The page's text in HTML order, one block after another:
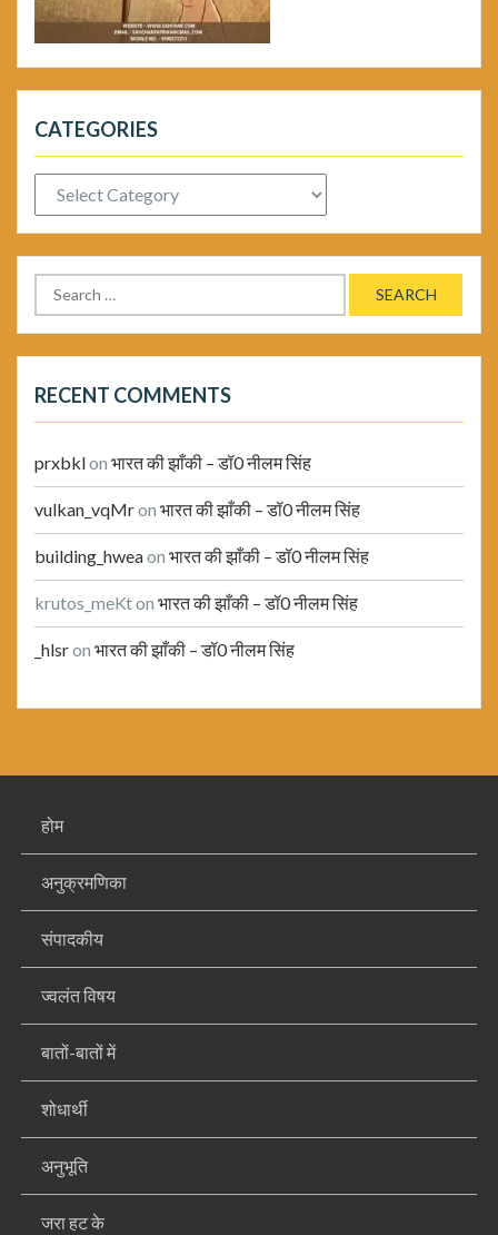
CATEGORIES
Categories
Search
for:
RECENT COMMENTS
prxbklon भारत की झाँकी – डॉ0 नीलम सिंह
vulkan_vqMron भारत की झाँकी – डॉ0 नीलम सिंह
building_hweaon भारत की झाँकी – डॉ0 नीलम सिंह
krutos_meKton भारत की झाँकी – डॉ0 नीलम सिंह
_hlsron भारत की झाँकी – डॉ0 नीलम सिंह
होम
अनुक्रमणिका
संपादकीय
ज्वलंत विषय
बातों-बातों में
शोधार्थी
अनुभूति
जरा हट के